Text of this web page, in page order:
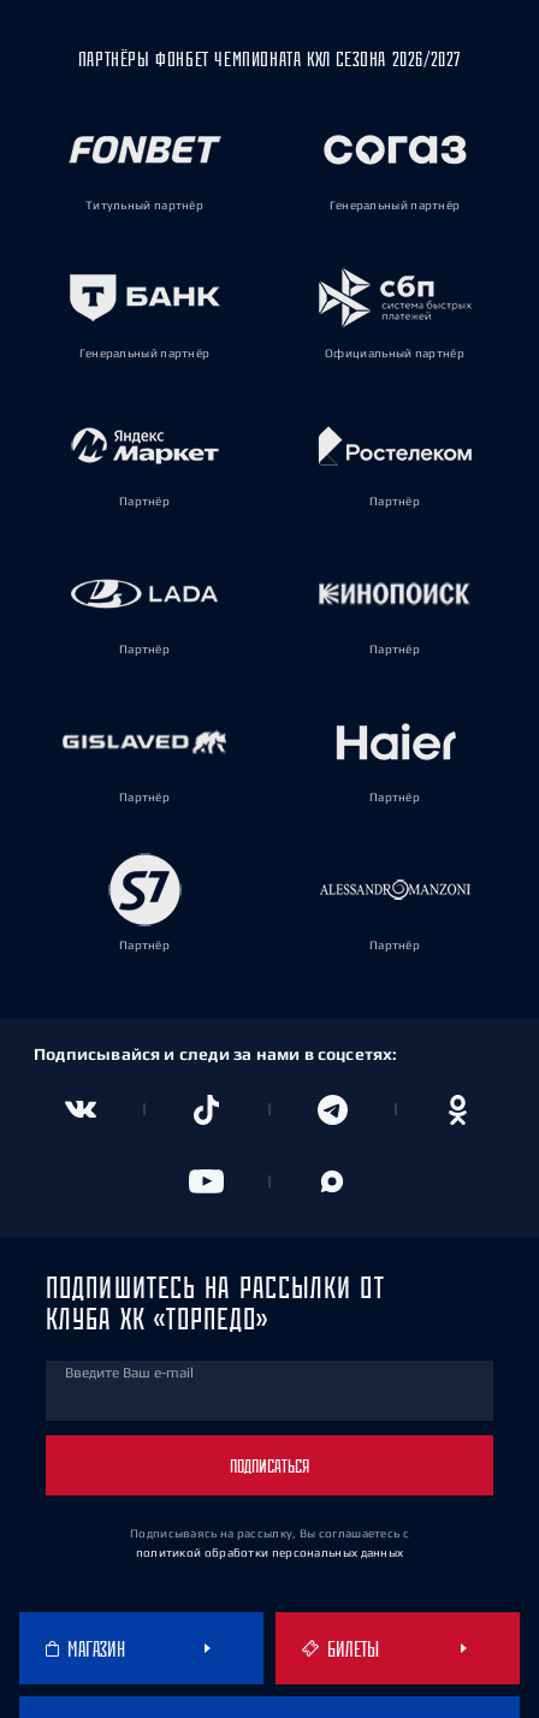
ПАРТНЁРЫ ФОНБЕТ ЧЕМПИОНАТА КХЛ СЕЗОНА 2026/2027
Титульный партнёр Генеральный партнёр
Генеральный партнёр Официальный партнёр
Партнёр Партнёр
Партнёр Партнёр
Партнёр Партнёр
Партнёр Партнёр
Подписывайся и следи за нами в соцсетях:
ПОДПИШИТЕСЬ НА РАССЫЛКИ ОТ
КЛУБА ХК «ТОРПЕДО»
Введите Ваш e-mail
ПОДПИСАТЬСЯ
Подписываясь на рассылку, Вы соглашаетесь с
политикой обработки персональных данных
МАГАЗИН БИЛЕТЫ